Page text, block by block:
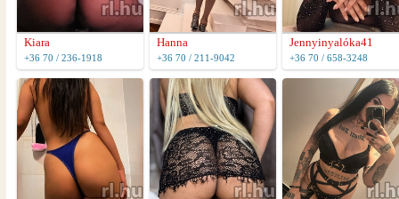
Kiara
+36 70 / 236-1918
Hanna
+36 70 / 211-9042
Jennyinyalóka41
+36 70 / 658-3248